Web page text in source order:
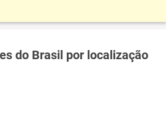
do Brasil por localização